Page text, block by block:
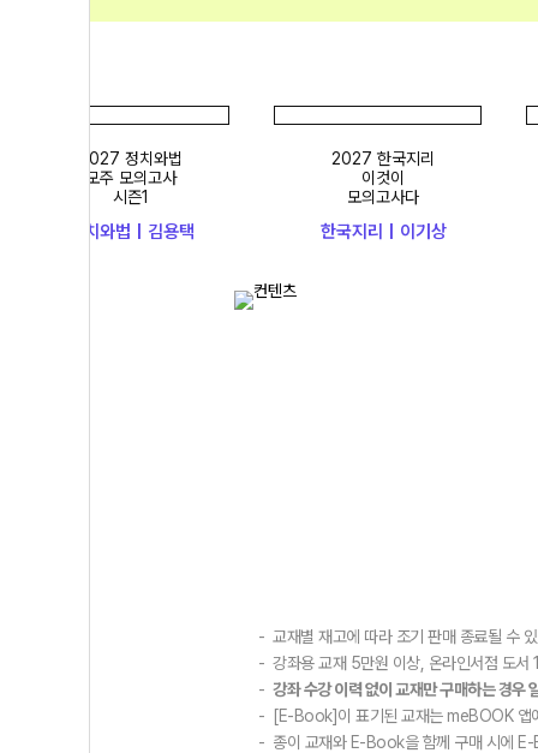
2027 정치와법
모주 모의고사
시즌1
정치와법 | 김용택
2027 한국지리
이것이
모의고사다
한국지리 | 이기상
교재별 재고에 따라 조기 판매 종료될 수
강좌용 교재 5만원 이상, 온라인서점 도
강좌 수강 이력 없이 교재만 구매하는 경우
[E-Book]이 표기된 교재는 meBOOK 앱
종이 교재와 E-Book을 함께 구매 시에